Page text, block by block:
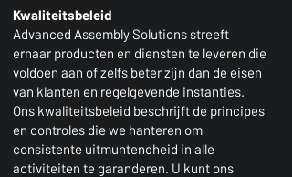
Kwaliteitsbeleid
Advanced Assembly Solutions streeft
ernaar producten en diensten te leveren die
voldoen aan of zelfs beter zijn dan de eisen
van klanten en regelgevende instanties.
Ons kwaliteitsbeleid beschrijft de principes
en controles die we hanteren om
consistente uitmuntendheid in alle
activiteiten te garanderen. U kunt ons